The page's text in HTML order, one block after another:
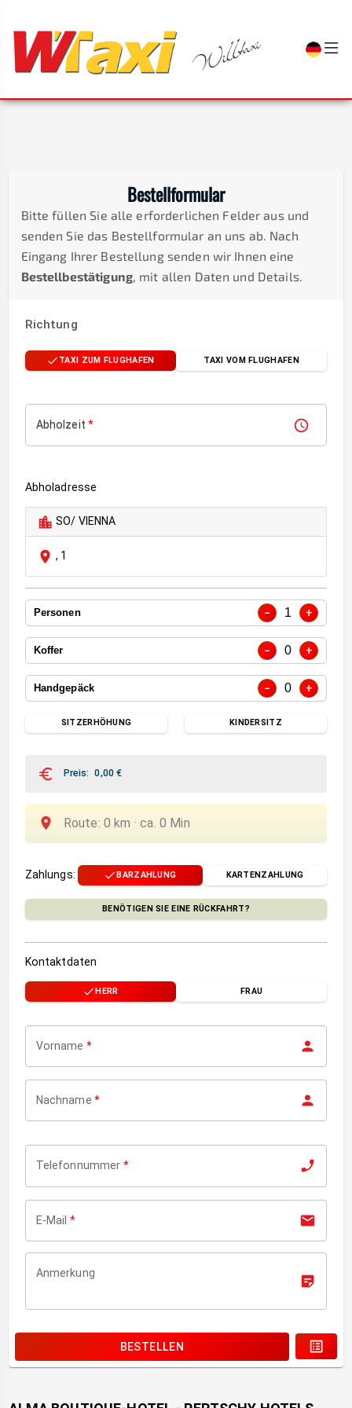
Bestellformular
Bitte füllen Sie alle erforderlichen Felder aus und
senden Sie das Bestellformular an uns ab. Nach
Eingang Ihrer Bestellung senden wir Ihnen eine
Bestellbestätigung, mit allen Daten und Details.
Richtung
TAXI ZUM FLUGHAFEN TAXI VOM FLUGHAFEN
Abholzeit *
Abholadresse
SO/ VIENNA
, 1
Personen − 1 +
Koffer − 0 +
Handgepäck − 0 +
SITZERHÖHUNG KINDERSITZ
Preis: 0,00€
Route: 0 km ·ca. 0 Min
Zahlungs: BARZAHLUNG KARTENZAHLUNG
BENÖTIGEN SIE EINE RÜCKFAHRT?
Kontaktdaten
HERR FRAU
Vorname *
Nachname *
Telefonnummer *
E-Mail *
Anmerkung
BESTELLEN